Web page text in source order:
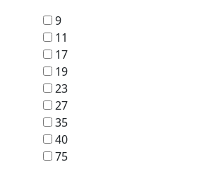
9
11
17
19
23
27
35
40
75